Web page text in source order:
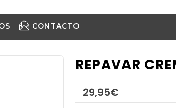
CONTACTO
REPAVAR
29,95€